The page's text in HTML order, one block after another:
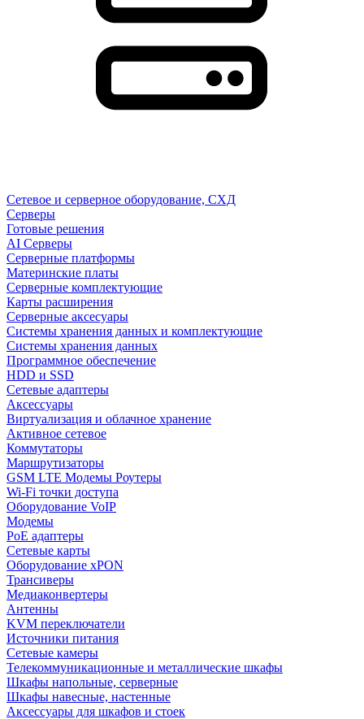
Сетевое и серверное оборудование, СХД
Cерверы
Готовые решения
AI Серверы
Серверные платформы
Материнские платы
Серверные комплектующие
Карты расширения
Серверные аксесуары
Системы хранения данных и комплектующие
Системы хранения данных
Программное обеспечение
HDD и SSD
Сетевые адаптеры
Аксессуары
Виртуализация и облачное хранение
Активное сетевое
Коммутаторы
Маршрутизаторы
GSM LTE Модемы Роутеры
Wi-Fi точки доступа
Оборудование VoIP
Модемы
PoE адаптеры
Сетевые карты
Оборудование xPON
Трансиверы
Медиаконвертеры
Антенны
KVM переключатели
Источники питания
Сетевые камеры
Телекоммуникационные и металлические шкафы
Шкафы напольные, серверные
Шкафы навесные, настенные
Аксессуары для шкафов и стоек